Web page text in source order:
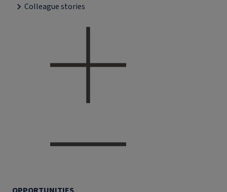
Colleague stories